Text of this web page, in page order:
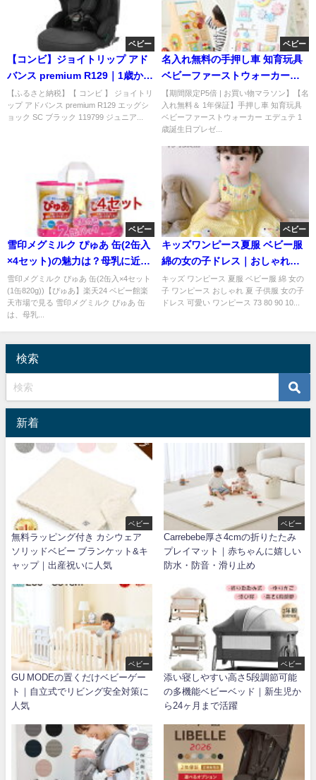
ベビー
【コンビ】ジョイトリップ アド
バンス premium R129｜1歳から
12歳まで使えるISOFIX
【ふるさと納税】【 コンビ 】 ジョイトリ
ップ アドバンス premium R129 エッグシ
ョック SC ブラック 119799 ジュニア...
ベビー
名入れ無料の手押し車 知育玩具
ベビーファーストウォーカー｜1
歳誕生日プレゼントに人気
【期間限定P5倍 | お買い物マラソン】【名
入れ無料＆ 1年保証】手押し車 知育玩具
ベビーファーストウォーカー エデュテ 1
歳誕生日プレゼ...
ベビー
雪印メグミルク ぴゅあ 缶(2缶入
×4セット)の魅力は？母乳に近い
栄養設計を徹底解説
雪印メグミルク ぴゅあ 缶(2缶入×4セット
(1缶820g))【ぴゅあ】楽天24 ベビー館楽
天市場で見る 雪印メグミルク ぴゅあ 缶
は、母乳...
ベビー
キッズワンピース夏服 ベビー服
綿の女の子ドレス｜おしゃれで
可愛い一着
キッズ ワンピース 夏服 ベビー服 綿 女の
子 ワンピース おしゃれ 夏 子供服 女の子
ドレス 可愛い ワンピース 73 80 90 10...
検索
新着
ベビー
無料ラッピング付き カシウェア
ソリッドベビー ブランケット&キ
ャップ｜出産祝いに人気
ベビー
Carrebebe厚さ4cmの折りたたみ
プレイマット｜赤ちゃんに嬉しい
防水・防音・滑り止め
ベビー
GU MODEの置くだけベビーゲー
ト｜自立式でリビング安全対策に
人気
ベビー
添い寝しやすい高さ5段調節可能
の多機能ベビーベッド｜新生児か
ら24ヶ月まで活躍